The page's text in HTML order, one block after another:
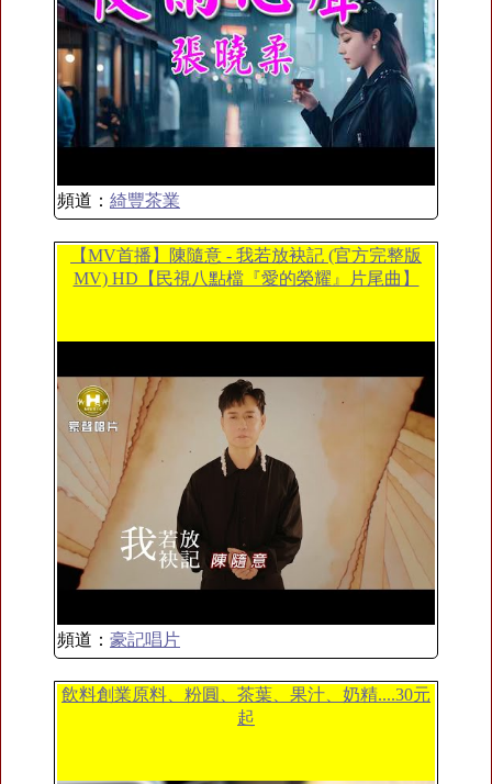
頻道： 綺豐茶業
【MV首播】陳隨意 - 我若放袂記 (官方完整版
MV) HD【民視八點檔『愛的榮耀』片尾曲】
頻道： 豪記唱片
飲料創業原料、粉圓、茶葉、果汁、奶精....30元
起